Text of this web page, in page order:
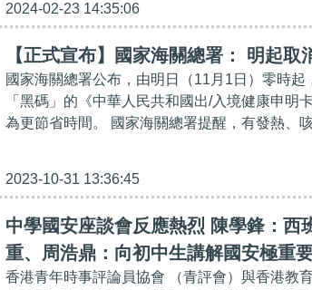
2024-02-23 14:35:06
【正式宣布】國家海關總署： 明起取
國家海關總署公布，由明日（11月1日）零時
「黑碼」的《中華人民共和國出/入境健康申明
為更節省時間。 國家海關總署提醒，有發熱、
2023-10-31 13:36:45
中學國安座談會反應熱烈 陳學鋒：西
重、周浩鼎：向初中生講解國安極重
香港青年時事評論員協會 （青評會）與香港教